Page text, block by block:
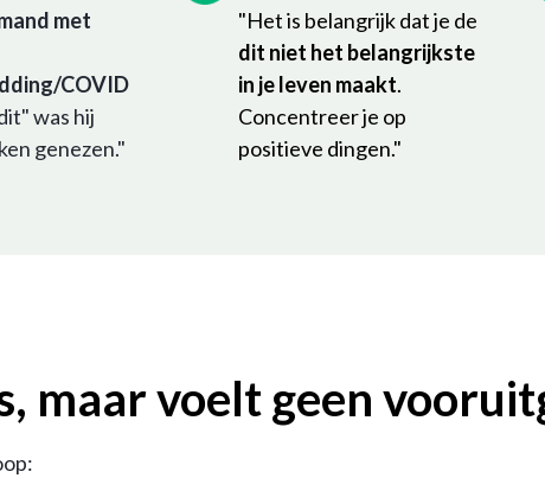
met
COVID
was hij
genezen."
"Het is belangrijk dat je de
dit niet het belangrijkste
in je leven maakt.
Concentreer je op
positieve dingen."
maar voelt geen